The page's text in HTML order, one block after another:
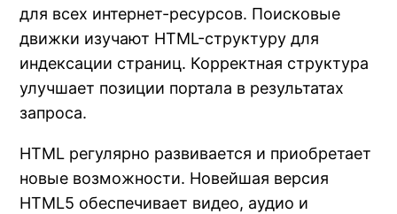
для всех интернет-ресурсов. Поисковые
движки изучают HTML-структуру для
индексации страниц. Корректная структура
улучшает позиции портала в результатах
запроса.
HTML регулярно развивается и приобретает
новые возможности. Новейшая версия
HTML5 обеспечивает видео, аудио и